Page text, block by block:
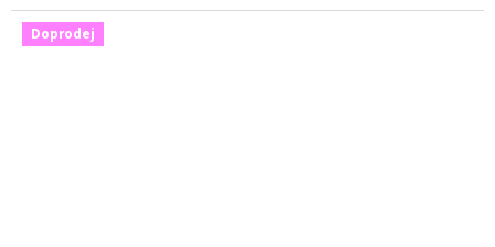
Doprodej